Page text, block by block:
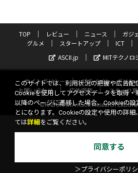
TOP レビュー ニュース ガジ
グルメ
スタートアップ ICT
ASCII.jp
MITテクノロ
サイトポリシー プライバシーポリシ
お問い合わせ
広告掲載 スタッフ
©KADOKAWA ASCII Research
このサイトでは、利用状況の把握や広告配
Cookieを使用してアクセスデータを取得・
以降のページに遷移した場合、Cookieの設
とになります。Cookieの設定や使用の詳
ては詳細 をご覧ください。
同意する
＞プライバシーポリ